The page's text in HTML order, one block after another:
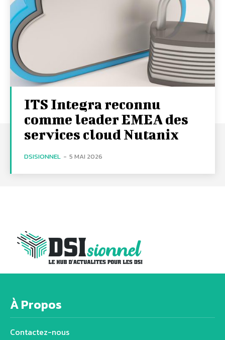
ITS Integra reconnu
comme leader EMEA des
services cloud Nutanix
DSISIONNEL - 5 MAI 2026
À Propos
Contactez-nous